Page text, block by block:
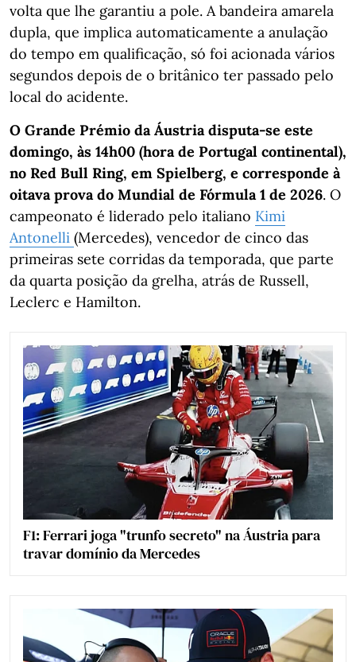
volta que lhe garantiu a pole. A bandeira amarela
dupla, que implica automaticamente a anulação
do tempo em qualificação, só foi acionada vários
segundos depois de o britânico ter passado pelo
local do acidente.
O Grande Prémio da Áustria disputa-se este
domingo, às 14h00 (hora de Portugal continental),
no Red Bull Ring, em Spielberg, e corresponde à
oitava prova do Mundial de Fórmula 1 de 2026. O
campeonato é liderado pelo italiano Kimi
Antonelli (Mercedes), vencedor de cinco das
primeiras sete corridas da temporada, que parte
da quarta posição da grelha, atrás de Russell,
Leclerc e Hamilton.
F1: Ferrari joga "trunfo secreto" na Áustria para
travar domínio da Mercedes